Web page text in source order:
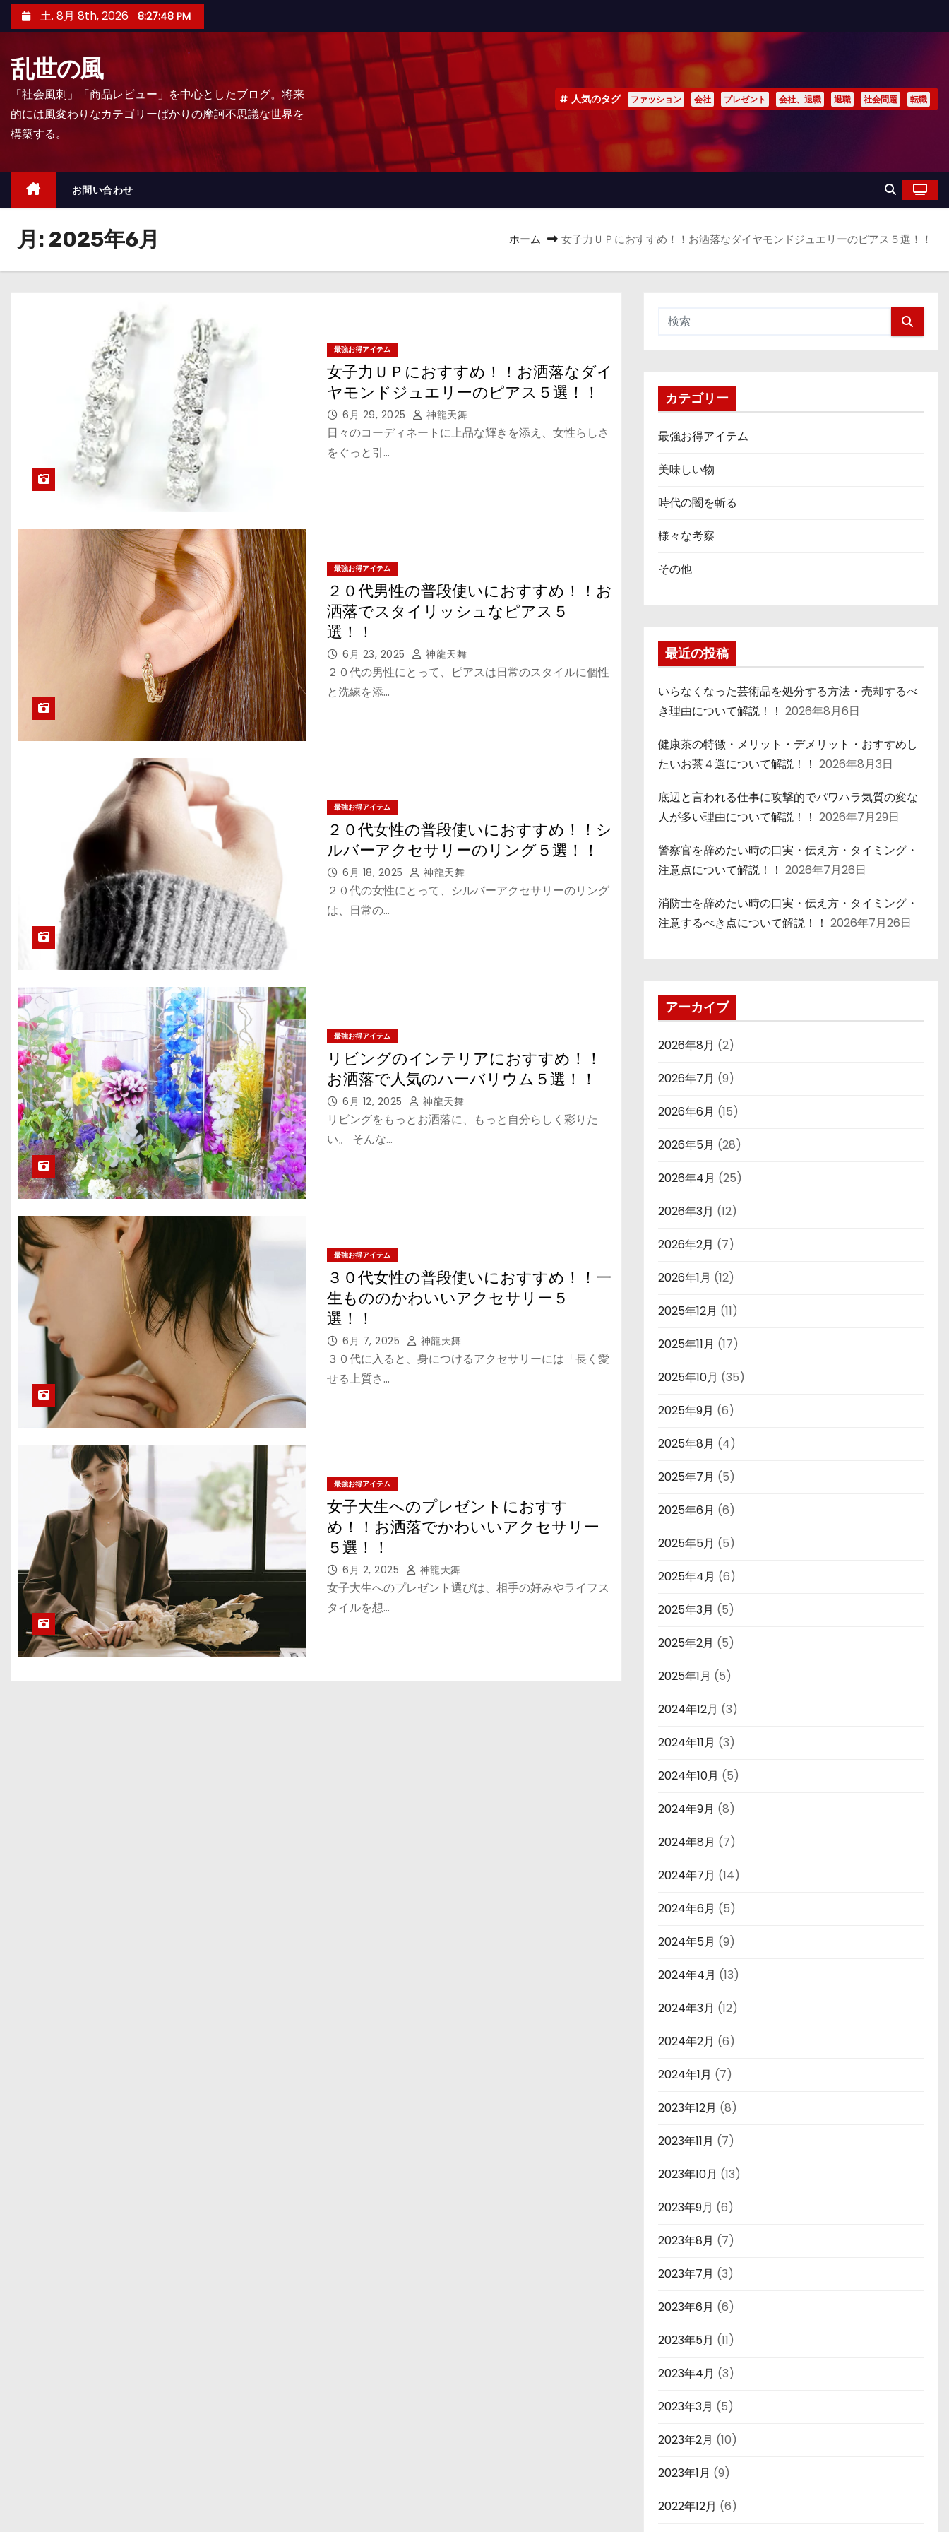
ン
土. 8月 8th, 2026 8:27:49 PM
乱世の風
「社会風刺」「商品レビュー」を中心としたブログ。将来
的には風変わりなカテゴリーばかりの摩訶不思議な世界を
構築する。
人気のタグ ファッション 会社 プレゼント 会社、退職 退職 社会問題 転職
お問い合わせ
月: 2025年6月 ホーム 女子力ＵＰにおすすめ！！お洒落なダイヤモンドジュエリーのピアス５選！！
最強お得アイテム
女子力ＵＰにおすすめ！！お洒落なダイ
ヤモンドジュエリーのピアス５選！！
6月 29, 2025 神龍天舞
日々のコーディネートに上品な輝きを添え、女性らしさ
をぐっと引…
最強お得アイテム
２０代男性の普段使いにおすすめ！！お
洒落でスタイリッシュなピアス５
選！！
6月 23, 2025 神龍天舞
２０代の男性にとって、ピアスは日常のスタイルに個性
と洗練を添…
最強お得アイテム
２０代女性の普段使いにおすすめ！！シ
ルバーアクセサリーのリング５選！！
6月 18, 2025 神龍天舞
２０代の女性にとって、シルバーアクセサリーのリング
は、日常の…
最強お得アイテム
リビングのインテリアにおすすめ！！
お洒落で人気のハーバリウム５選！！
6月 12, 2025 神龍天舞
リビングをもっとお洒落に、もっと自分らしく彩りた
い。 そんな…
最強お得アイテム
３０代女性の普段使いにおすすめ！！一
生もののかわいいアクセサリー５
選！！
6月 7, 2025 神龍天舞
３０代に入ると、身につけるアクセサリーには「長く愛
せる上質さ…
最強お得アイテム
女子大生へのプレゼントにおすす
め！！お洒落でかわいいアクセサリー
５選！！
6月 2, 2025 神龍天舞
女子大生へのプレゼント選びは、相手の好みやライフス
タイルを想…
カテゴリー
最強お得アイテム
美味しい物
時代の闇を斬る
様々な考察
その他
最近の投稿
いらなくなった芸術品を処分する方法・売却するべ
き理由について解説！！ 2026年8月6日
健康茶の特徴・メリット・デメリット・おすすめし
たいお茶４選について解説！！ 2026年8月3日
底辺と言われる仕事に攻撃的でパワハラ気質の変な
人が多い理由について解説！！ 2026年7月29日
警察官を辞めたい時の口実・伝え方・タイミング・
注意点について解説！！ 2026年7月26日
消防士を辞めたい時の口実・伝え方・タイミング・
注意するべき点について解説！！ 2026年7月26日
アーカイブ
2026年8月 (2)
2026年7月 (9)
2026年6月 (15)
2026年5月 (28)
2026年4月 (25)
2026年3月 (12)
2026年2月 (7)
2026年1月 (12)
2025年12月 (11)
2025年11月 (17)
2025年10月 (35)
2025年9月 (6)
2025年8月 (4)
2025年7月 (5)
2025年6月 (6)
2025年5月 (5)
2025年4月 (6)
2025年3月 (5)
2025年2月 (5)
2025年1月 (5)
2024年12月 (3)
2024年11月 (3)
2024年10月 (5)
2024年9月 (8)
2024年8月 (7)
2024年7月 (14)
2024年6月 (5)
2024年5月 (9)
2024年4月 (13)
2024年3月 (12)
2024年2月 (6)
2024年1月 (7)
2023年12月 (8)
2023年11月 (7)
2023年10月 (13)
2023年9月 (6)
2023年8月 (7)
2023年7月 (3)
2023年6月 (6)
2023年5月 (11)
2023年4月 (3)
2023年3月 (5)
2023年2月 (10)
2023年1月 (9)
2022年12月 (6)